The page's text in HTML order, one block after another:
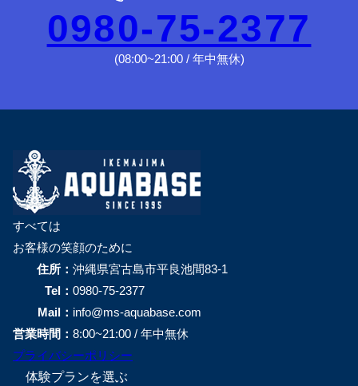
0980-75-2377
(08:00~21:00 / 年中無休)
すべては
お客様の笑顔のために
住所： 沖縄県宮古島市平良池間83-1
Tel： 0980-75-2377
Mail： info@ms-aquabase.com
営業時間： 8:00~21:00 / 年中無休
プライバシーポリシー
体験プランを選ぶ